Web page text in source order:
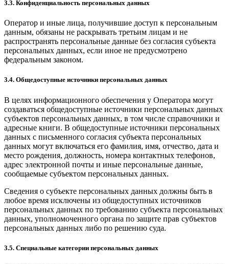
3.3. Конфиденциальность персональных данных
Оператор и иные лица, получившие доступ к персональным
данным, обязаны не раскрывать третьим лицам и не
распространять персональные данные без согласия субъекта
персональных данных, если иное не предусмотрено
федеральным законом.
3.4. Общедоступные источники персональных данных
В целях информационного обеспечения у Оператора могут
создаваться общедоступные источники персональных данных
субъектов персональных данных, в том числе справочники и
адресные книги. В общедоступные источники персональных
данных с письменного согласия субъекта персональных
данных могут включаться его фамилия, имя, отчество, дата и
место рождения, должность, номера контактных телефонов,
адрес электронной почты и иные персональные данные,
сообщаемые субъектом персональных данных.
Сведения о субъекте персональных данных должны быть в
любое время исключены из общедоступных источников
персональных данных по требованию субъекта персональных
данных, уполномоченного органа по защите прав субъектов
персональных данных либо по решению суда.
3.5. Специальные категории персональных данных